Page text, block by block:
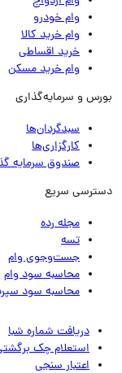
وام خودرو
وام خرید کالا
خرید اقساطی
وام خرید مسکن
و سرمایه‌گذاری
سبدگردان‌ها
کارگزاری‌ها
صندوق سرمایه گذاری
سریع
مجله رده
تسه
جست‌وجوی وام
محاسبه سود وام
محاسبه سود سپرده
دریافت شماره شبا
استعلام چک برگشتی
اعتبار سنجی